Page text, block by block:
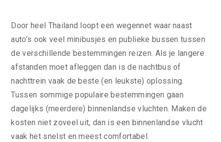
Door heel Thailand loopt een wegennet waar naast
auto’s ook veel minibusjes en publieke bussen tussen
de verschillende bestemmingen reizen. Als je langere
afstanden moet afleggen dan is de nachtbus of
nachttrein vaak de beste (en leukste) oplossing.
Tussen sommige populaire bestemmingen gaan
dagelijks (meerdere) binnenlandse vluchten. Maken de
kosten niet zoveel uit, dan is een binnenlandse vlucht
vaak het snelst en meest comfortabel.